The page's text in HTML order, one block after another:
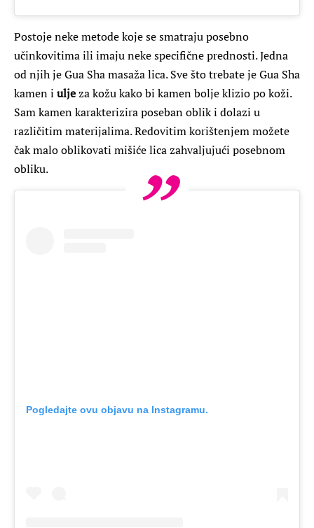
Postoje neke metode koje se smatraju posebno
učinkovitima ili imaju neke specifične prednosti. Jedna
od njih je Gua Sha masaža lica. Sve što trebate je Gua Sha
kamen i uljeza kožu kako bi kamen bolje klizio po koži.
Sam kamen karakterizira poseban oblik i dolazi u
različitim materijalima. Redovitim korištenjem možete
čak malo oblikovati mišiće lica zahvaljujući posebnom
obliku.
Pogledajte ovu objavu na Instagramu.